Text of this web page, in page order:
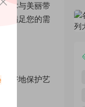
术与美丽带
满足您的需
好地保护艺